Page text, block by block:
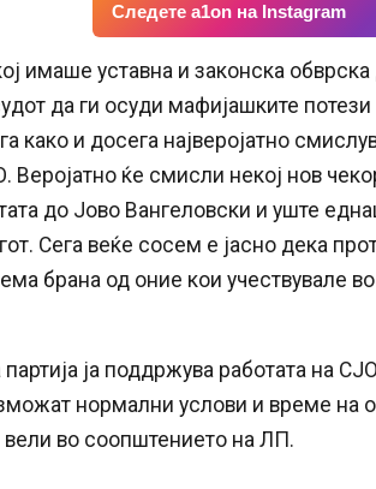
Следете a1on на Instagram
имаше уставна и законска
да ги осуди мафијашките
како и досега најверојатно
Веројатно ќе смисли некој нов
до Јово Вангеловски и уште
Сега веќе сосем е јасно дека
брана од оние кои учествувале
ја поддржува работата на
нормални услови и време на
вели во соопштението на ЛП.